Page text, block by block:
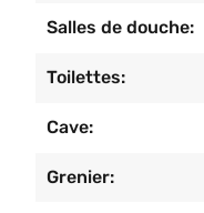
Salles de douche:
Toilettes:
Cave:
Grenier: